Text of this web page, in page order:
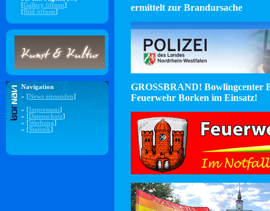
[Gallery öffnen]
[Bild öffnen]
Navigation
» [News einsenden]
» [Impressum]
» [Datenschutz]
» [Werbung]
» [Statistik]
ermittelt zur Brandursache
GROSSBRAND! Bowlingcenter
Feuerwehr Borken im Einsatz!